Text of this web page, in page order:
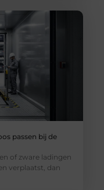
passen bij de
of zware ladingen
verplaatst, dan